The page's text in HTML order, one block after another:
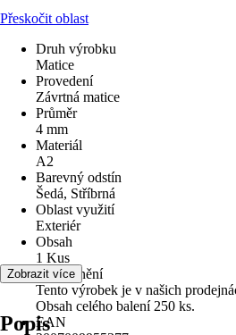
Přeskočit oblast
Druh výrobku
Matice
Provedení
Závrtná matice
Průměr
4 mm
Materiál
A2
Barevný odstín
Šedá, Stříbrná
Oblast využití
Exteriér
Obsah
1 Kus
Upozornění
Tento výrobek je v našich
Obsah celého balení 250 ks.
EAN
Zobrazit více
Popis